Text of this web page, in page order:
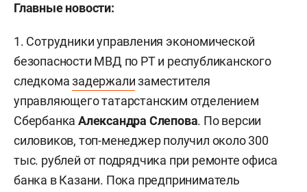
Главные новости:
1. Сотрудники управления экономической
безопасности МВД по РТ и республиканского
следкомазадержализаместителя
управляющего татарстанским отделением
СбербанкаАлександра Слепова. По версии
силовиков, топ-менеджер получил около 300
тыс. рублей от подрядчика при ремонте офиса
банка в Казани. Пока предприниматель